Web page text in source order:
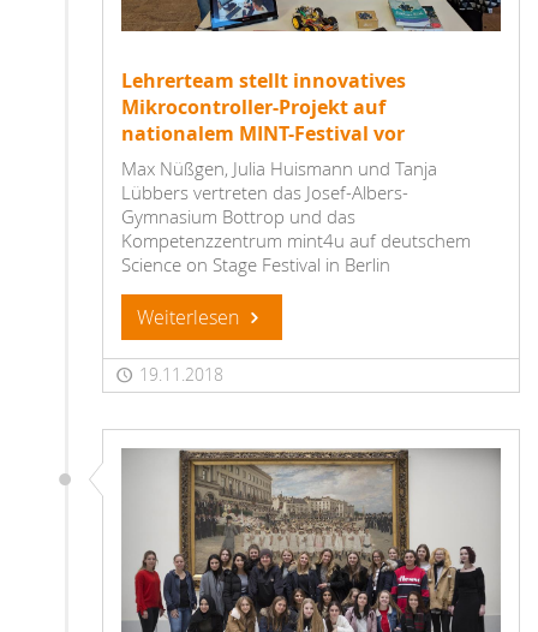
Lehrerteam stellt innovatives
Mikrocontroller-Projekt auf
nationalem MINT-Festival vor
Max Nüßgen, Julia Huismann und Tanja
Lübbers vertreten das Josef-Albers-
Gymnasium Bottrop und das
Kompetenzzentrum mint4u auf deutschem
Science on Stage Festival in Berlin
Weiterlesen
19.11.2018